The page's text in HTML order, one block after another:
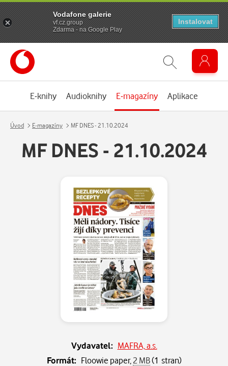
E-knihy Audioknihy E-magazíny Aplikace
Úvod E-magazíny MF DNES - 21.10.2024
MF DNES - 21.10.2024
Vydavatel: MAFRA, a.s.
Formát: Floowie paper, 2 MB(1 stran)
Vodafone galerie
vf.cz.group
Zdarma - na Google Play
Instalovat